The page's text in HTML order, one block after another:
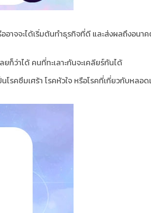
จจะได้เริ่มต้นทำธุรกิจที่ดี และส่งผลถึงอนา
ก็ว่าได้ คนที่ทะเลาะกันจะเคลียร์กันได้
รคซึมเศร้า โรคหัวใจ หรือโรคที่เกี่ยวกับหลอ